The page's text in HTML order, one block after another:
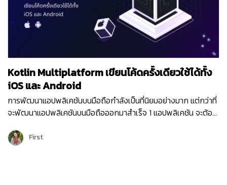
Kotlin Multiplatform เขียนโค้ดครั้งเดียวใช้ได้ทั้ง
iOS และ Android
การพัฒนาแอปพลิเคชันบนมือถือกำลังเป็นที่นิยมอย่างมาก แต่กว่าที่
จะพัฒนาแอปพลิเคชันบนมือถือออกมาสำเร็จ 1 แอปพลิเคชัน จะต้อง
สำหรับระบบปฏิบัติการ iOS แต่ในปัจจุบันเราสามารถนำ Kotlin
Multiplatform มาช่วยลดระยะเวลา และเพิ่มประสิทธิภาพในการ
First